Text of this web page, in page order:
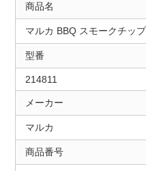
商品名
マルカ BBQ スモークチッ
型番
214811
メーカー
マルカ
商品番号